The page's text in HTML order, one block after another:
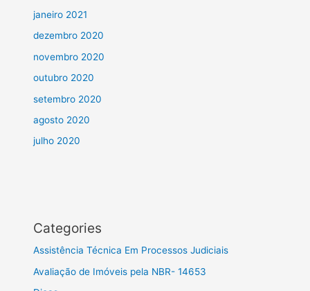
janeiro 2021
dezembro 2020
novembro 2020
outubro 2020
setembro 2020
agosto 2020
julho 2020
Categories
Assistência Técnica Em Processos Judiciais
Avaliação de Imóveis pela NBR- 14653